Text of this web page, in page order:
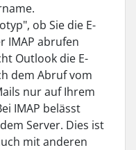
ob Sie die E-
IMAP abrufen
Outlook die E-
dem Abruf vom
nur auf Ihrem
IMAP belässt
Server. Dies ist
mit anderen